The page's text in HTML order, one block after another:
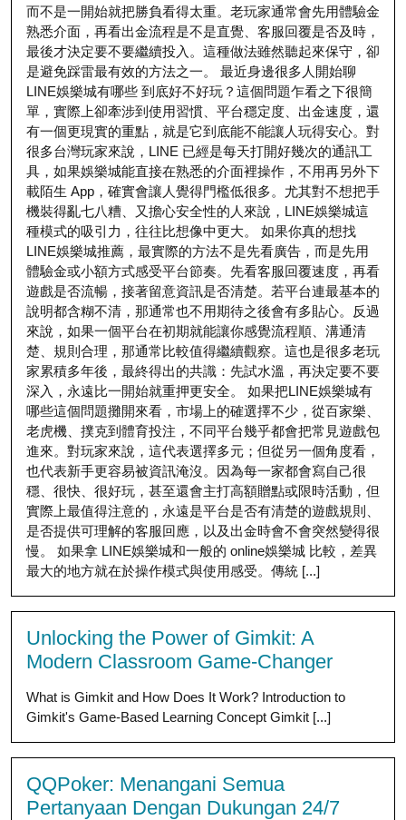
而不是一開始就把勝負看得太重。老玩家通常會先用體驗金
熟悉介面，再看出金流程是不是直覺、客服回覆是否及時，
最後才決定要不要繼續投入。這種做法雖然聽起來保守，卻
是避免踩雷最有效的方法之一。 最近身邊很多人開始聊
LINE娛樂城有哪些 到底好不好玩？這個問題乍看之下很簡
單，實際上卻牽涉到使用習慣、平台穩定度、出金速度，還
有一個更現實的重點，就是它到底能不能讓人玩得安心。對
很多台灣玩家來說，LINE 已經是每天打開好幾次的通訊工
具，如果娛樂城能直接在熟悉的介面裡操作，不用再另外下
載陌生 App，確實會讓人覺得門檻低很多。尤其對不想把手
機裝得亂七八糟、又擔心安全性的人來說，LINE娛樂城這
種模式的吸引力，往往比想像中更大。 如果你真的想找
LINE娛樂城推薦，最實際的方法不是先看廣告，而是先用
體驗金或小額方式感受平台節奏。先看客服回覆速度，再看
遊戲是否流暢，接著留意資訊是否清楚。若平台連最基本的
說明都含糊不清，那通常也不用期待之後會有多貼心。反過
來說，如果一個平台在初期就能讓你感覺流程順、溝通清
楚、規則合理，那通常比較值得繼續觀察。這也是很多老玩
家累積多年後，最終得出的共識：先試水溫，再決定要不要
深入，永遠比一開始就重押更安全。 如果把LINE娛樂城有
哪些這個問題攤開來看，市場上的確選擇不少，從百家樂、
老虎機、撲克到體育投注，不同平台幾乎都會把常見遊戲包
進來。對玩家來說，這代表選擇多元；但從另一個角度看，
也代表新手更容易被資訊淹沒。因為每一家都會寫自己很
穩、很快、很好玩，甚至還會主打高額贈點或限時活動，但
實際上最值得注意的，永遠是平台是否有清楚的遊戲規則、
是否提供可理解的客服回應，以及出金時會不會突然變得很
慢。 如果拿 LINE娛樂城和一般的 online娛樂城 比較，差異
最大的地方就在於操作模式與使用感受。傳統 [...]
Unlocking the Power of Gimkit: A
Modern Classroom Game-Changer
What is Gimkit and How Does It Work? Introduction to
Gimkit's Game-Based Learning Concept Gimkit [...]
QQPoker: Menangani Semua
Pertanyaan Dengan Dukungan 24/7